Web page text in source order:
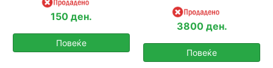
150 ден.
Повеќе
3800 ден.
Повеќе